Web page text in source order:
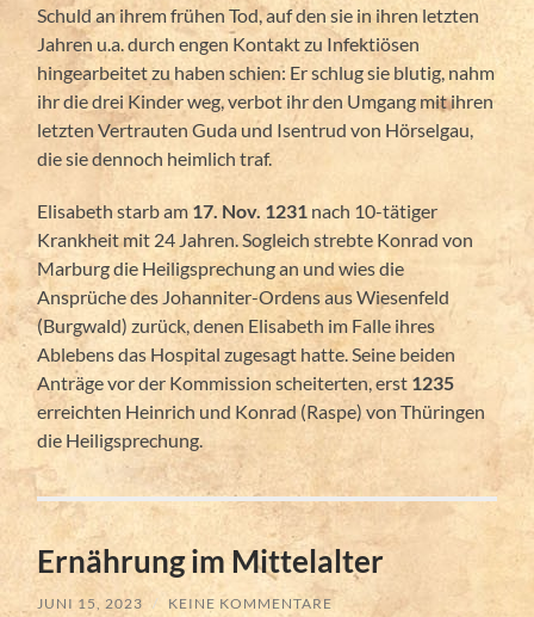
Schuld an ihrem frühen Tod, auf den sie in ihren letzten
Jahren u.a. durch engen Kontakt zu Infektiösen
hingearbeitet zu haben schien: Er schlug sie blutig, nahm
ihr die drei Kinder weg, verbot ihr den Umgang mit ihren
letzten Vertrauten Guda und Isentrud von Hörselgau,
die sie dennoch heimlich traf.
Elisabeth starb am 17. Nov. 1231 nach 10-tätiger
Krankheit mit 24 Jahren. Sogleich strebte Konrad von
Marburg die Heiligsprechung an und wies die
Ansprüche des Johanniter-Ordens aus Wiesenfeld
(Burgwald) zurück, denen Elisabeth im Falle ihres
Ablebens das Hospital zugesagt hatte. Seine beiden
Anträge vor der Kommission scheiterten, erst 1235
erreichten Heinrich und Konrad (Raspe) von Thüringen
die Heiligsprechung.
Ernährung im Mittelalter
JUNI 15, 2023 / KEINE KOMMENTARE